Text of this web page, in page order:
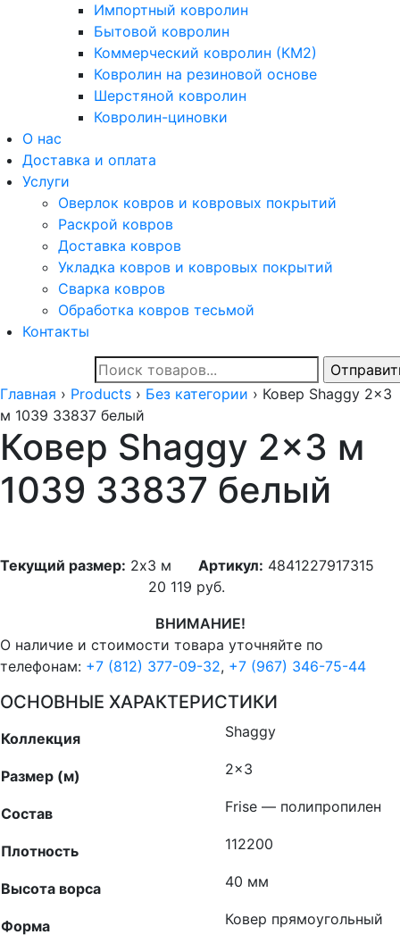
Импортный ковролин
Бытовой ковролин
Коммерческий ковролин (КМ2)
Ковролин на резиновой основе
Шерстяной ковролин
Ковролин-циновки
О нас
Доставка и оплата
Услуги
Оверлок ковров и ковровых покрытий
Раскрой ковров
Доставка ковров
Укладка ковров и ковровых покрытий
Сварка ковров
Обработка ковров тесьмой
Контакты
Главная › Products › Без категории › Ковер Shaggy 2x3
м 1039 33837 белый
Ковер Shaggy 2×3 м
1039 33837 белый
Текущий размер: 2x3 м Артикул: 4841227917315
20 119 руб.
ВНИМАНИЕ!
О наличие и стоимости товара уточняйте по
телефонам: +7 (812) 377-09-32, +7 (967) 346-75-44
ОСНОВНЫЕ ХАРАКТЕРИСТИКИ
Коллекция Shaggy
Размер (м) 2×3
Состав Frise — полипропилен
Плотность 112200
Высота ворса 40 мм
Форма Ковер прямоугольный